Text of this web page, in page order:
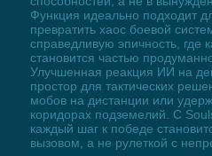
Функция идеально подходит
превратить хаос боевой
справедливую эпичность, где
становится частью
Улучшенная реакция ИИ на
простор для тактических
мобов на дистанции или
коридорах подземелий. С
каждый шаг к победе
вызовом, а не рулеткой с